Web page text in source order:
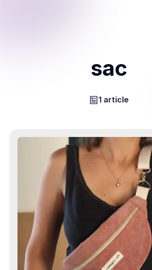
sac
1 article